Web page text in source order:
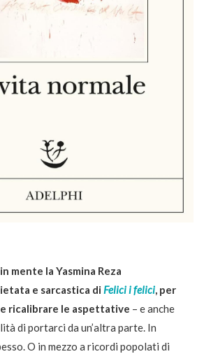
mente la Yasmina Reza
e sarcastica di Felici i felici, per
ricalibrare le aspettative – e anche
di portarci da un’altra parte. In
O in mezzo a ricordi popolati di